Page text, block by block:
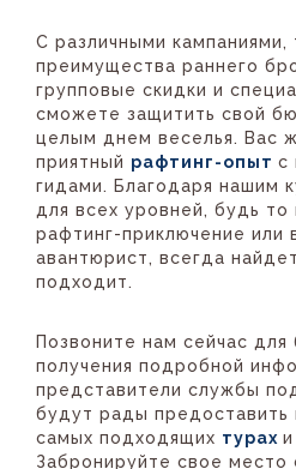
С различными кампаниями,
преимущества раннего
групповые скидки и
сможете защитить свой
целым днем веселья. Вас
приятный рафтинг-опыт с
гидами. Благодаря нашим
для всех уровней, будь
рафтинг-приключение или
авантюрист, всегда
подходит.
Позвоните нам сейчас для
получения подробной
представители службы
будут рады
самых подходящих турах
Забронируйте свое место